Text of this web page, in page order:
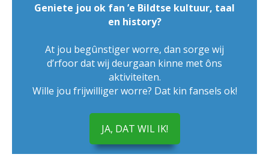
Geniete jou ok fan ’e Bildtse kultuur, taal
en history?
At jou begûnstiger worre, dan sorge wij
d’rfoor dat wij deurgaan kinne met ôns
aktiviteiten.
Wille jou frijwilliger worre? Dat kin fansels ok!
JA, DAT WIL IK!